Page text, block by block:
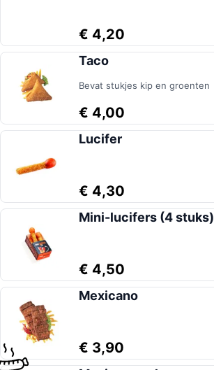
€ 4,20
Taco
Bevat stukjes kip en groenten
€ 4,00
Lucifer
€ 4,30
Mini-lucifers (4 stuks)
€ 4,50
Mexicano
€ 3,90